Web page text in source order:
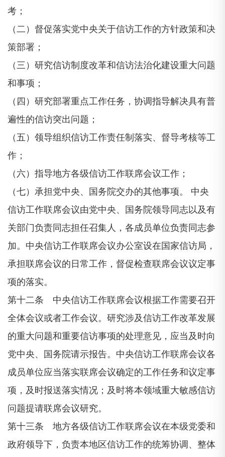
考；
（二）督促落实党中央关于信访工作的方针政策和决
策部署；
（三）研究信访制度改革和信访法治化建设重大问题
和事项；
（四）研究部署重点工作任务，协调指导解决具有普
遍性的信访突出问题；
（五）领导组织信访工作责任制落实、督导考核等工
作；
（六）指导地方各级信访工作联席会议工作；
（七）承担党中央、国务院交办的其他事项。 中央
信访工作联席会议由党中央、国务院领导同志以及有
关部门负责同志担任召集人，各成员单位负责同志参
加。中央信访工作联席会议办公室设在国家信访局，
承担联席会议的日常工作，督促检查联席会议议定事
项的落实。
第十二条 中央信访工作联席会议根据工作需要召开
全体会议或者工作会议。研究涉及信访工作改革发展
的重大问题和重要信访事项的处理意见，应当及时向
党中央、国务院请示报告。 中央信访工作联席会议各
成员单位应当落实联席会议确定的工作任务和议定事
项，及时报送落实情况；及时将本领域重大敏感信访
问题提请联席会议研究。
第十三条 地方各级信访工作联席会议在本级党委和
政府领导下，负责本地区信访工作的统筹协调、整体